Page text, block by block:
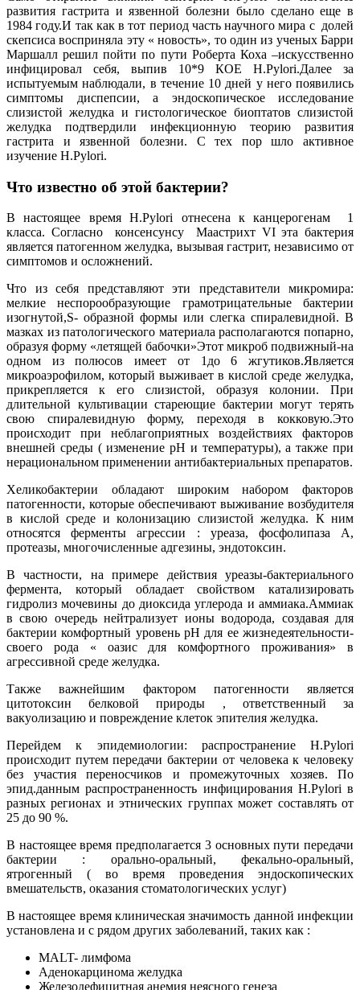
развития гастрита и язвенной болезни было сделано еще в
1984 году.И так как в тот период часть научного мира с долей
скепсиса восприняла эту « новость», то один из ученых Барри
Маршалл решил пойти по пути Роберта Коха –искусственно
инфицировал себя, выпив 10*9 КОЕ H.Pylori.Далее за
испытуемым наблюдали, в течение 10 дней у него появились
симптомы диспепсии, а эндоскопическое исследование
слизистой желудка и гистологическое биоптатов слизистой
желудка подтвердили инфекционную теорию развития
гастрита и язвенной болезни. С тех пор шло активное
изучение H.Pylori.
Что известно об этой бактерии?
В настоящее время H.Pylori отнесена к канцерогенам 1
класса. Согласно консенсунсу Маастрихт VI эта бактерия
является патогенном желудка, вызывая гастрит, независимо от
симптомов и осложнений.
Что из себя представляют эти представители микромира:
мелкие неспорообразующие грамотрицательные бактерии
изогнутой,S- образной формы или слегка спиралевидной. В
мазках из патологического материала располагаются попарно,
образуя форму «летящей бабочки»Этот микроб подвижный-на
одном из полюсов имеет от 1до 6 жгутиков.Является
микроаэрофилом, который выживает в кислой среде желудка,
прикрепляется к его слизистой, образуя колонии. При
длительной культивации стареющие бактерии могут терять
свою спиралевидную форму, переходя в кокковую.Это
происходит при неблагоприятных воздействиях факторов
внешней среды ( изменение pH и температуры), а также при
нерациональном применении антибактериальных препаратов.
Хеликобактерии обладают широким набором факторов
патогенности, которые обеспечивают выживание возбудителя
в кислой среде и колонизацию слизистой желудка. К ним
относятся ферменты агрессии : уреаза, фосфолипаза А,
протеазы, многочисленные адгезины, эндотоксин.
В частности, на примере действия уреазы-бактериального
фермента, который обладает свойством катализировать
гидролиз мочевины до диоксида углерода и аммиака.Аммиак
в свою очередь нейтрализует ионы водорода, создавая для
бактерии комфортный уровень pH для ее жизнедеятельности-
своего рода « оазис для комфортного проживания» в
агрессивной среде желудка.
Также важнейшим фактором патогенности является
цитотоксин белковой природы , ответственный за
вакуолизацию и повреждение клеток эпителия желудка.
Перейдем к эпидемиологии: распространение H.Pylori
происходит путем передачи бактерии от человека к человеку
без участия переносчиков и промежуточных хозяев. По
эпид.данным распространенность инфицирования H.Pylori в
разных регионах и этнических группах может составлять от
25 до 90 %.
В настоящее время предполагается 3 основных пути передачи
бактерии : орально-оральный, фекально-оральный,
ятрогенный ( во время проведения эндоскопических
вмешательств, оказания стоматологических услуг)
В настоящее время клиническая значимость данной инфекции
установлена и с рядом других заболеваний, таких как :
MALT- лимфома
Аденокарцинома желудка
Железодефицитная анемия неясного генеза